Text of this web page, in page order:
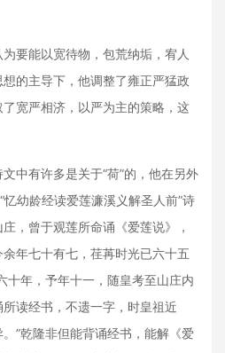
能以宽待物，包荒纳垢，宥人
的主导下，他调整了雍正严猛政
宽严相济，以严为主的策略，这
有许多是关于“荷”的，他在另外
忆幼龄经读爱莲濂溪义解圣人前”诗
，曾于观莲所命诵《爱莲说》，
年七十有七，荏苒时光已六十五
十年，予年十一，随皇考至山庄内
读经书，不遗一字，时皇祖近
”乾隆非但能背诵经书，能解《爱